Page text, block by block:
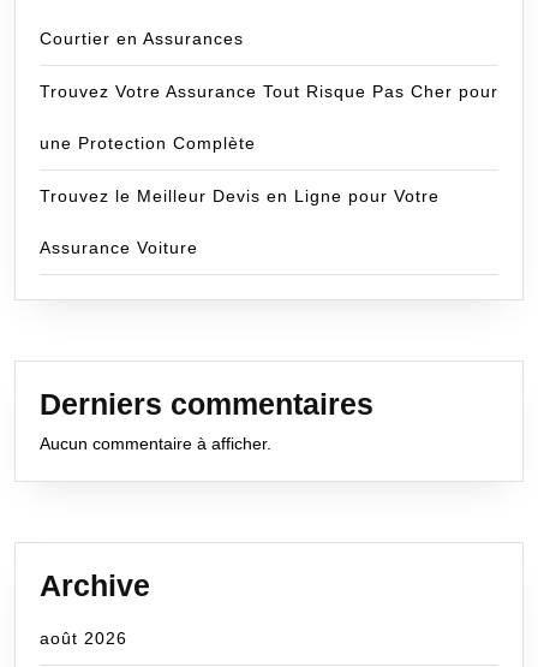
Courtier en Assurances
Trouvez Votre Assurance Tout Risque Pas Cher pour
une Protection Complète
Trouvez le Meilleur Devis en Ligne pour Votre
Assurance Voiture
Derniers commentaires
Aucun commentaire à afficher.
Archive
août 2026